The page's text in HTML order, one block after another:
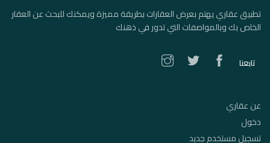
تطبيق عقاري يهتم بعرض العقارات بطريقة مميزة ويمكنك للبحث عن العقار
الخاص بك وبالمواصفات التي تدور في ذهنك
تابعنا
عن عقاري
دخول
تسجيل مستخدم جديد